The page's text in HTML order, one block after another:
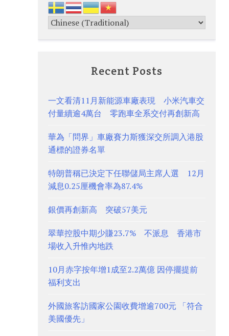
Recent Posts
一文看清11月新能源車廠表現 小米汽車交
付量續逾4萬台 零跑車全系交付再創新高
華為「問界」車廠賽力斯獲深交所調入港股
通標的證券名單
特朗普稱已決定下任聯儲局主席人選 12月
減息0.25厘機會率為87.4%
銀價再創新高 突破57美元
翠華控股中期少賺23.7% 不派息 香港市
場收入升惟內地跌
10月赤字按年增1成至2.2萬億 因停擺提前
福利支出
外國旅客訪國家公園收費增逾700元 「符合
美國優先」